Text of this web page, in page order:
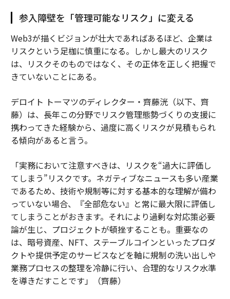
参入障壁を「管理可能なリスク」に変える
Web3が描くビジョンが壮大であればあるほど、企業は
リスクという足枷に慎重になる。しかし最大のリスク
は、リスクそのものではなく、その正体を正しく把握で
きていないことにある。
デロイト トーマツのディレクター・齊藤洸（以下、齊
藤）は、長年この分野でリスク管理態勢づくりの支援に
携わってきた経験から、過度に高くリスクが見積もられ
る傾向があると言う。
「実務において注意すべきは、リスクを“過大に評価し
てしまう”リスクです。ネガティブなニュースも多い産業
であるため、技術や規制等に対する基本的な理解が備わ
っていない場合、『全部危ない』と常に最大限に評価し
てしまうことがおきます。それにより過剰な対応策必要
論が生じ、プロジェクトが頓挫することも。重要なの
は、暗号資産、NFT、ステーブルコインといったプロダ
クトや提供予定のサービスなどを軸に規制の洗い出しや
業務プロセスの整理を冷静に行い、合理的なリスク水準
を導きだすことです」（齊藤）